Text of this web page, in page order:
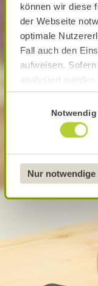
können wir diese
der Webseite
optimale
Fall auch den
aufweisen.
analysiert
Näheres über
Notwendig
Nur
… mich zu